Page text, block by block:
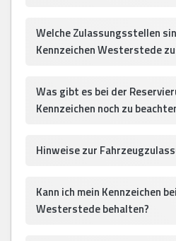
Welche Zulassungsstellen
Kennzeichen Westerstede
Was gibt es bei der
Kennzeichen noch zu
Hinweise zur
Kann ich mein Kennzeichen
Westerstede behalten?